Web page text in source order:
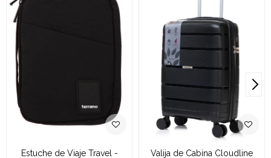
Estuche de Viaje Travel -
Valija de Cabina Cloudline